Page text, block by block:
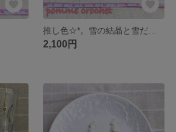
推し色☆*。雪の結晶と雪だるま*黒【受注制作】
2,100円